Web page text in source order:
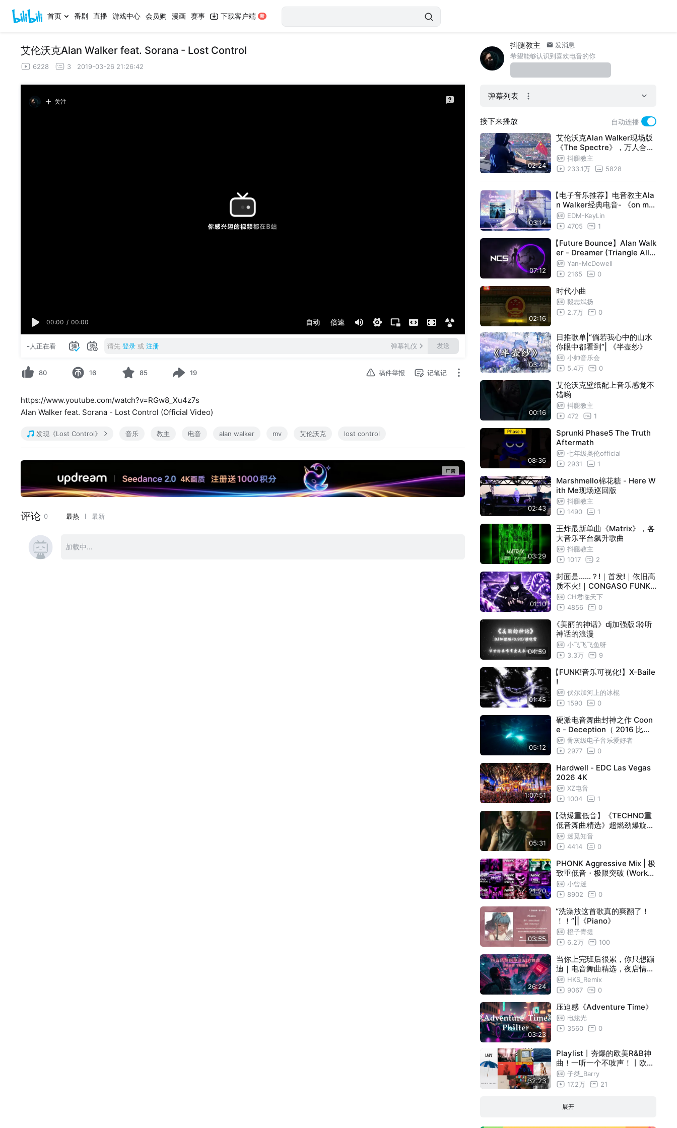
首页 番剧 直播 游戏中心 会员购 漫画 赛事 下载客户端
艾伦沃克Alan Walker feat. Sorana - Lost Control
6228 3 2019-03-26 21:26:42
关注
00:00 / 00:00 自动 倍速
-人正在看 请先 登录 或 注册 弹幕礼仪 发送
80 16 85 19 稿件举报 记笔记
https://www.youtube.com/watch?v=RGw8_Xu4z7s
Alan Walker feat. Sorana - Lost Control (Official Video)
发现《Lost Control》 音乐 教主 电音 alan walker mv 艾伦沃克 lost control
抖腿教主
发消息
希望能够认识到喜欢电音的你
弹幕列表
接下来播放 自动连播
02:24
艾伦沃克Alan Walker现场版
《The Spectre》，万人合唱
，嗨爆了
抖腿教主
233.1万
5828
03:14
【电子音乐推荐】电音教主Ala
n Walker经典电音- 《on my
way》"哪个夏天的经典”
EDM-KeyLin
4705
1
07:12
【Future Bounce】Alan Walk
er - Dreamer (Triangle Allia
nce Remix) | NCS Fanmade
Yan-McDowell
2165
0
02:16
时代小曲
毅志斌扬
2.7万
0
03:41
日推歌单|“倘若我心中的山水
你眼中都看到”| 《半壶纱》
小帅音乐会
5.4万
0
00:16
艾伦沃克壁纸配上音乐感觉不
错哟
抖腿教主
472
1
08:36
Sprunki Phase5 The Truth
Aftermath
七年级奥伦official
2931
1
02:43
Marshmello棉花糖 - Here W
ith Me现场巡回版
抖腿教主
1490
1
03:29
王炸最新单曲《Matrix》，各
大音乐平台飙升歌曲
抖腿教主
1017
2
01:10
封面是……？!｜首发!｜依旧高
质不火!｜CONGASO FUNK (
Sped Up)｜音乐可视化
CH君临天下
4856
0
04:59
《美丽的神话》dj加强版∶聆听
神话的浪漫
小飞飞飞鱼呀
3.3万
9
01:45
【FUNK!音乐可视化!】X-Baile
!
伏尔加河上的冰棍
1590
0
05:12
硬派电音舞曲封神之作 Coon
e - Deception（ 2016 比利
时安特卫普Reverze硬核电音
节主题曲）
骨灰级电子音乐爱好者
2977
0
1:07:51
Hardwell - EDC Las Vegas
2026 4K
XZ电音
1004
1
05:31
【劲爆重低音】《TECHNO重
低音舞曲精选》超燃劲爆旋律
！ 迷觅知音
4414
0
21:20
PHONK Aggressive Mix | 极
致重低音・极限突破 (Worko
ut/Drift)
小曾迷
8902
0
03:55
“洗澡放这首歌真的爽翻了！
！！”||《Piano》
橙子青提
6.2万
100
26:24
当你上完班后很累，你只想蹦
迪｜电音舞曲精选，夜店情绪
电音 x 节奏超级炸裂 ｜音乐
一响，脑袋立马跟着摇
HKS_Remix
9067
0
03:23
压迫感《Adventure Time》
电炫光
3560
0
32:23
Playlist丨夯爆的欧美R&B神
曲！一听一个不吱声！丨欧美
R&B神曲 开车学习自习听歌
子桀_Barry
17.2万
21
展开